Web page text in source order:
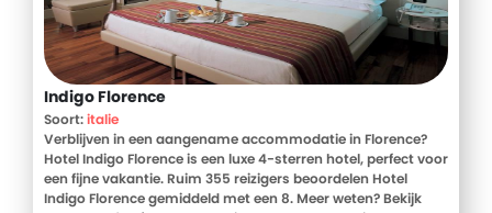
Indigo Florence
Soort:italie
Verblijven in een aangename accommodatie in Florence?
Hotel Indigo Florence is een luxe 4-sterren hotel, perfect voor
een fijne vakantie. Ruim 355 reizigers beoordelen Hotel
Indigo Florence gemiddeld met een 8. Meer weten? Bekijk